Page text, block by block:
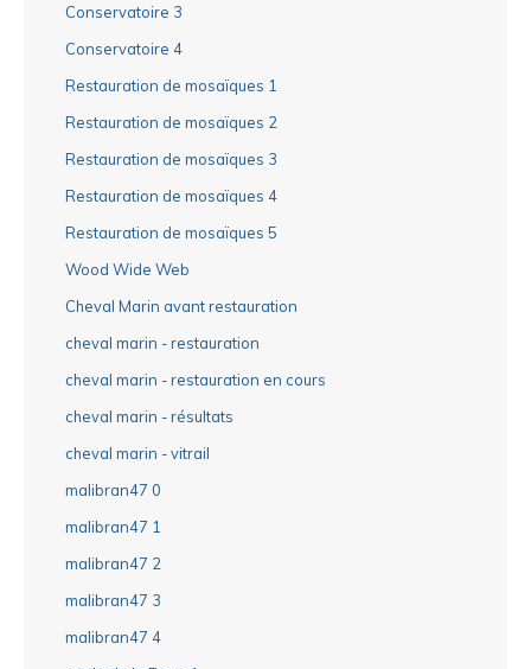
Conservatoire 3
Conservatoire 4
Restauration de mosaïques 1
Restauration de mosaïques 2
Restauration de mosaïques 3
Restauration de mosaïques 4
Restauration de mosaïques 5
Wood Wide Web
Cheval Marin avant restauration
cheval marin - restauration
cheval marin - restauration en cours
cheval marin - résultats
cheval marin - vitrail
malibran47 0
malibran47 1
malibran47 2
malibran47 3
malibran47 4